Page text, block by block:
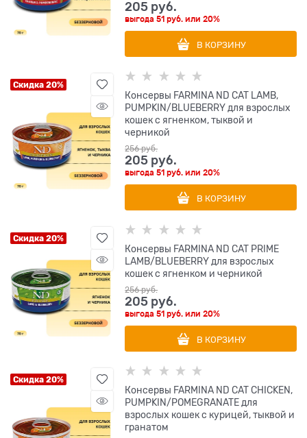
205 руб.
выгода51 руб. или20%
В КОРЗИНУ
Скидка 20%
Консервы FARMINA ND CAT LAMB,
PUMPKIN/BLUEBERRY для взрослых
кошек с ягненком, тыквой и
черникой
256 руб.
205 руб.
выгода51 руб. или20%
В КОРЗИНУ
Скидка 20%
Консервы FARMINA ND CAT PRIME
LAMB/BLUEBERRY для взрослых
кошек с ягненком и черникой
256 руб.
205 руб.
выгода51 руб. или20%
В КОРЗИНУ
Скидка 20%
Консервы FARMINA ND CAT CHICKEN,
PUMPKIN/POMEGRANATE для
взрослых кошек с курицей, тыквой и
гранатом